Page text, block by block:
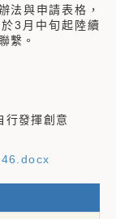
法與申請表格，
3月中旬起陸續
繫。
行發揮創意